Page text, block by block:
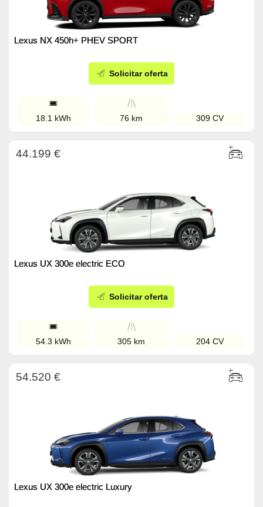
Lexus NX 450h+ PHEV SPORT
Solicitar oferta
18.1 kWh 76 km 309 CV
44.199 €
Lexus UX 300e electric ECO
Solicitar oferta
54.3 kWh 305 km 204 CV
54.520 €
Lexus UX 300e electric Luxury